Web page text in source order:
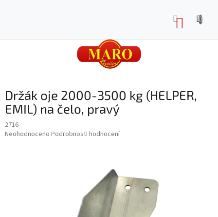
Držák oje 2000-3500 kg (HELPER,
EMIL) na čelo, pravý
2716
Průměrné
Neohodnoceno Podrobnosti hodnocení